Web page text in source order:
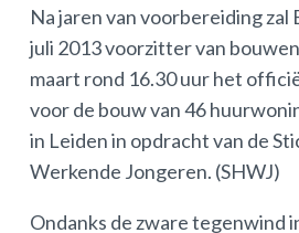
Na jaren van voorbereiding zal
juli 2013 voorzitter van
maart rond 16.30 uur het
voor de bouw van 46
in Leiden in opdracht van de
Werkende Jongeren. (SHWJ)
Ondanks de zware tegenwind